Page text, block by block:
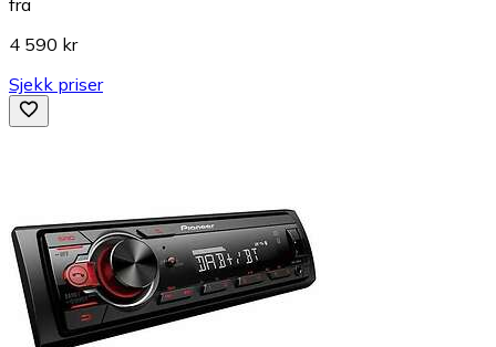
4 590 kr
Sjekk priser